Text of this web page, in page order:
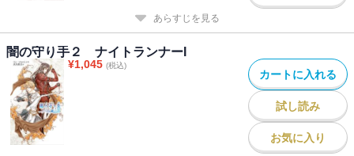
あらすじを見る
闇の守り手２ ナイトランナーI
¥1,045 (税込)
カートに入れる
試し読み
お気に入り